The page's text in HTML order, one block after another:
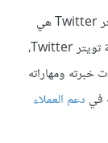
فعلى سبيل المثال، رأت شركة Buffer أن منصة تويتر Twitter هي
المنصة الأنسب لها، لذا بحثت عن مدير خبير في منصة تويتر Twitter،
خبرته ومهاراته
في دعم العملاء